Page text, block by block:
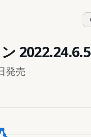
2022.24.6.5
発売